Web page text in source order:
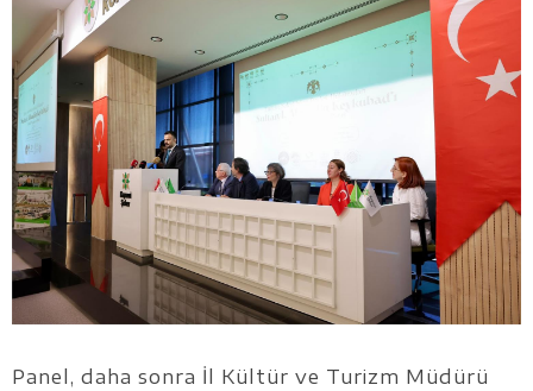
Panel, daha sonra İl Kültür ve Turizm Müdürü